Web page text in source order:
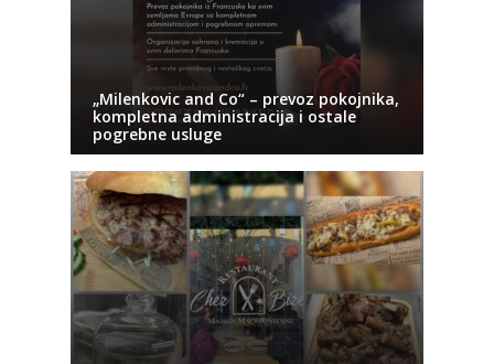
„Milenkovic and Co“ – prevoz pokojnika,
kompletna administracija i ostale
pogrebne usluge